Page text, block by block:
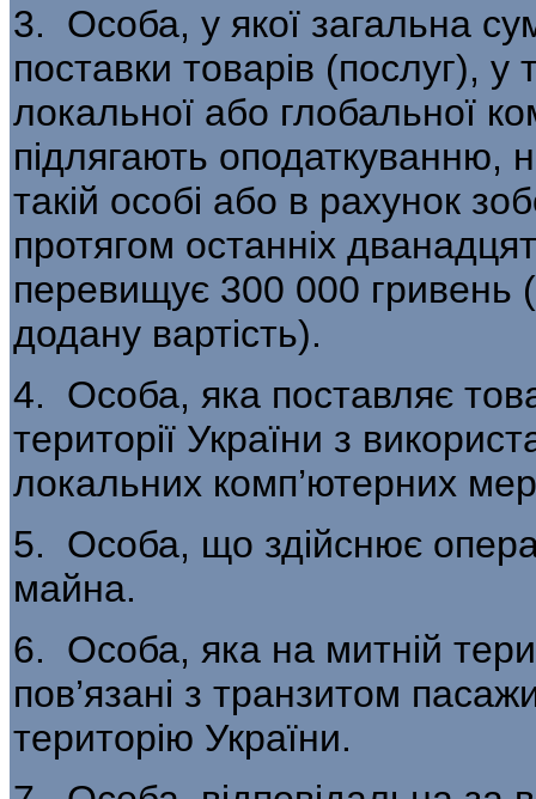
3. Особа, у якої загальна
поставки товарів (послуг),
локальної або глобаль­ної
підлягають оподаткуванню,
такій особі або в рахунок
протягом останніх
перевищує 300 000 гривень
додану вартість).
4. Особа, яка поставляє
території Укра­їни з
локальних комп’ютерних
5. Особа, що здійснює
майна.
6. Особа, яка на митній
пов’язані з транзитом
територію України.